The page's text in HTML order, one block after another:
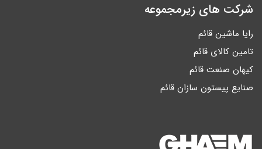
شرکت های زیرمجموعه
رایا ماشین قائم
تامین کالای قائم
کیهان صنعت قائم
صنایع پیستون سازان قائم